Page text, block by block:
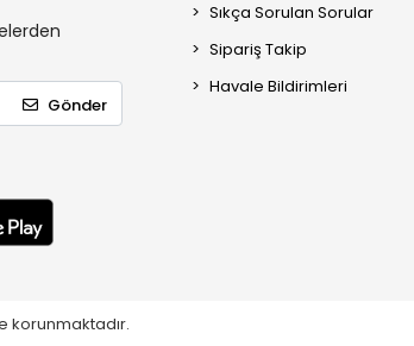
Gönder
Sıkça Sorulan Sorular
Sipariş Takip
Havale Bildirimleri
korunmaktadır.